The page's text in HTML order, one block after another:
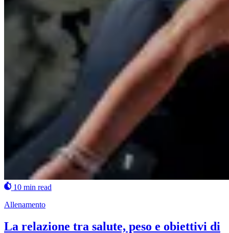
10 min read
Allenamento
La relazione tra salute, peso e obiettivi di